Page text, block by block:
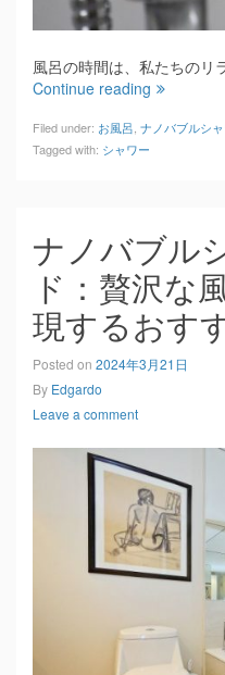
風呂の時間は、私たちのリ
Continue reading
Filed under: お風呂 ナノバブルシ
Tagged with: シャワー
ナノバブル
ド：贅沢な
現するおす
Posted on 2024年3月21日
By Edgardo
Leave a comment